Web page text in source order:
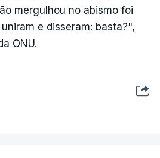
mergulhou no abismo foi
e disseram: basta?",
ONU.